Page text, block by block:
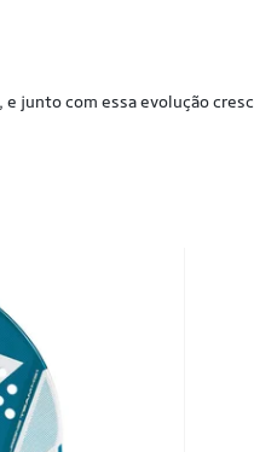
junto com essa evolução